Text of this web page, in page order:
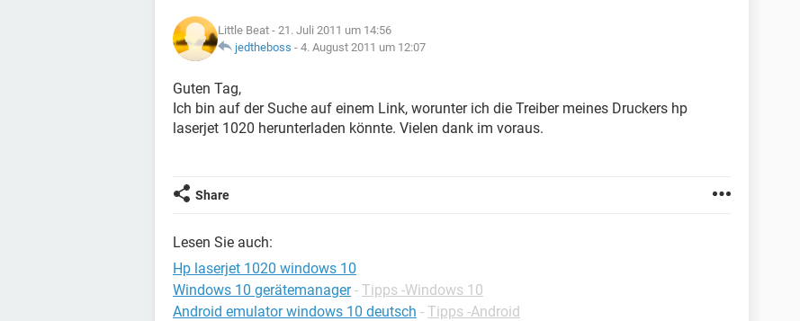
Little Beat - 21. Juli 2011 um 14:56
jedtheboss - 4. August 2011 um 12:07
Guten Tag,
Ich bin auf der Suche auf einem Link, worunter ich die Treiber meines Druckers hp
laserjet 1020 herunterladen könnte. Vielen dank im voraus.
Share
Lesen Sie auch:
Hp laserjet 1020 windows 10
Windows 10 gerätemanager - Tipps -Windows 10
Android emulator windows 10 deutsch - Tipps -Android